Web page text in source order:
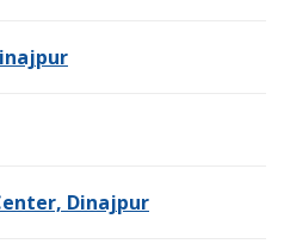
Dinajpur